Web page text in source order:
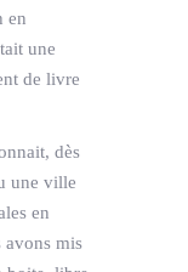
en
une
de livre
dès
une ville
en
avons mis